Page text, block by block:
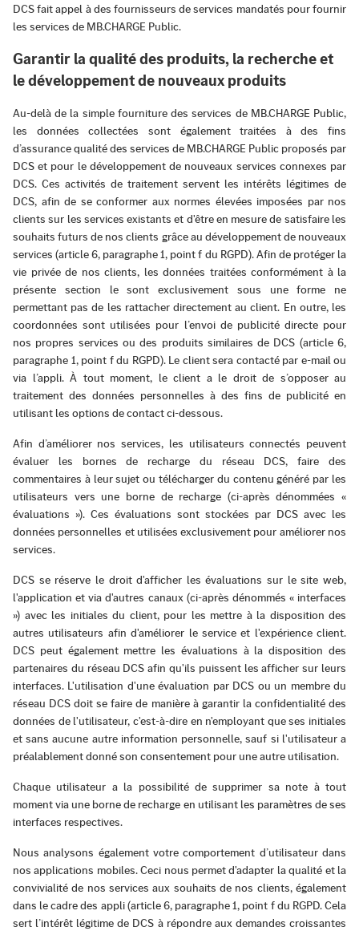
DCS fait appel à des fournisseurs de services mandatés pour fournir
les services de MB.CHARGE Public.
Garantir la qualité des produits, la recherche et
le développement de nouveaux produits
Au-delà de la simple fourniture des services de MB.CHARGE Public,
les données collectées sont également traitées à des fins
d’assurance qualité des services de MB.CHARGE Public proposés par
DCS et pour le développement de nouveaux services connexes par
DCS. Ces activités de traitement servent les intérêts légitimes de
DCS, afin de se conformer aux normes élevées imposées par nos
clients sur les services existants et d'être en mesure de satisfaire les
souhaits futurs de nos clients grâce au développement de nouveaux
services (article 6, paragraphe 1, point f du RGPD). Afin de protéger la
vie privée de nos clients, les données traitées conformément à la
présente section le sont exclusivement sous une forme ne
permettant pas de les rattacher directement au client. En outre, les
coordonnées sont utilisées pour l’envoi de publicité directe pour
nos propres services ou des produits similaires de DCS (article 6,
paragraphe 1, point f du RGPD). Le client sera contacté par e-mail ou
via l’appli. À tout moment, le client a le droit de s’opposer au
traitement des données personnelles à des fins de publicité en
utilisant les options de contact ci-dessous.
Afin d’améliorer nos services, les utilisateurs connectés peuvent
évaluer les bornes de recharge du réseau DCS, faire des
commentaires à leur sujet ou télécharger du contenu généré par les
utilisateurs vers une borne de recharge (ci-après dénommées «
évaluations »). Ces évaluations sont stockées par DCS avec les
données personnelles et utilisées exclusivement pour améliorer nos
services.
DCS se réserve le droit d'afficher les évaluations sur le site web,
l'application et via d'autres canaux (ci-après dénommés « interfaces
») avec les initiales du client, pour les mettre à la disposition des
autres utilisateurs afin d'améliorer le service et l'expérience client.
DCS peut également mettre les évaluations à la disposition des
partenaires du réseau DCS afin qu'ils puissent les afficher sur leurs
interfaces. L'utilisation d'une évaluation par DCS ou un membre du
réseau DCS doit se faire de manière à garantir la confidentialité des
données de l'utilisateur, c'est-à-dire en n'employant que ses initiales
et sans aucune autre information personnelle, sauf si l'utilisateur a
préalablement donné son consentement pour une autre utilisation.
Chaque utilisateur a la possibilité de supprimer sa note à tout
moment via une borne de recharge en utilisant les paramètres de ses
interfaces respectives.
Nous analysons également votre comportement d’utilisateur dans
nos applications mobiles. Ceci nous permet d'adapter la qualité et la
convivialité de nos services aux souhaits de nos clients, également
dans le cadre des appli (article 6, paragraphe 1, point f du RGPD. Cela
sert l’intérêt légitime de DCS à répondre aux demandes croissantes